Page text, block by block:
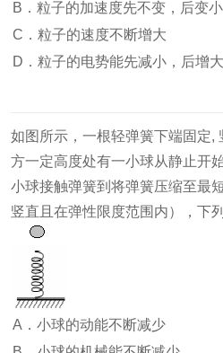
B．粒子的加速度先不变，后变小
C．粒子的速度不断增大
D．粒子的电势能先减小，后增大
如图所示，一根轻弹簧下端固定,
方一定高度处有一小球从静止开
小球接触弹簧到将弹簧压缩至最
竖直且在弹性限度范围内），下
A．小球的动能不断减少